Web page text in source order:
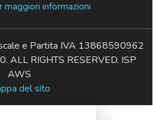
informazioni
e Partita IVA 13868590962
RIGHTS RESERVED. ISP
AWS
del sito